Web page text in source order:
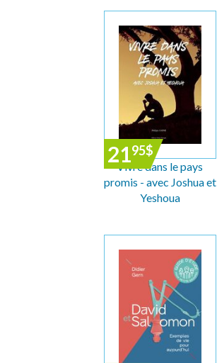
2195$
Vivre dans le pays
promis - avec Joshua et
Yeshoua